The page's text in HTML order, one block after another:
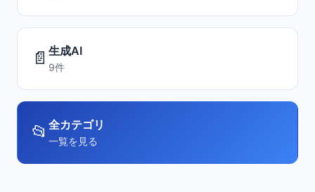
📄 生成AI
9件
📂 全カテゴリ
一覧を見る